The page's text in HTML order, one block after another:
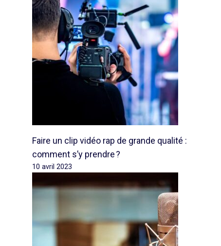
Faire un clip vidéo rap de grande qualité :
comment s’y prendre ?
10 avril 2023